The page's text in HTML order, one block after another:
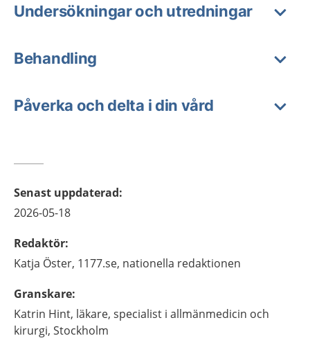
Undersökningar och utredningar
Behandling
Påverka och delta i din vård
Senast uppdaterad:
2026-05-18
Redaktör:
Katja Öster, 1177.se, nationella redaktionen
Granskare:
Katrin Hint, läkare, specialist i allmänmedicin och
kirurgi, Stockholm